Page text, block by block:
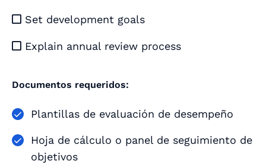
 Set development goals
 Explain annual review process
Documentos requeridos:
Plantillas de evaluación de desempeño
Hoja de cálculo o panel de seguimiento de
objetivos